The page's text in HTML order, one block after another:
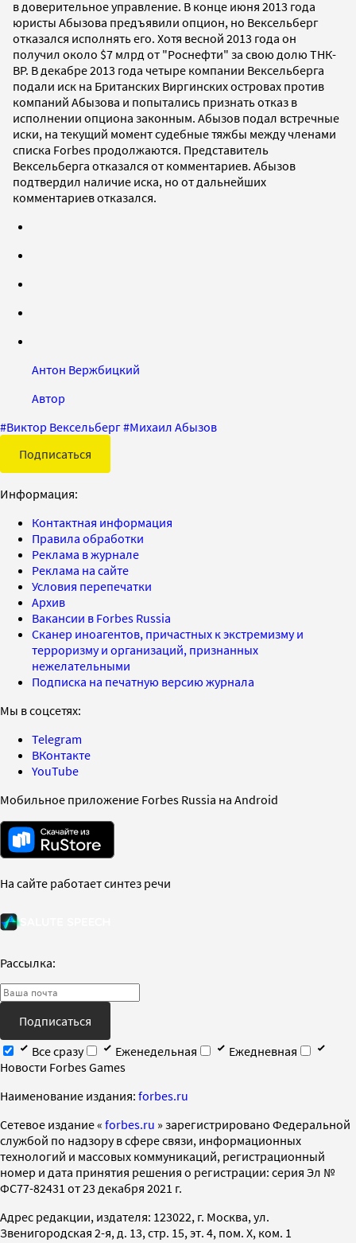
в доверительное управление. В конце июня 2013 года
юристы Абызова предъявили опцион, но Вексельберг
отказался исполнять его. Хотя весной 2013 года он
получил около $7 млрд от "Роснефти" за свою долю ТНК-
BP. В декабре 2013 года четыре компании Вексельберга
подали иск на Британских Виргинских островах против
компаний Абызова и попытались признать отказ в
исполнении опциона законным. Абызов подал встречные
иски, на текущий момент судебные тяжбы между членами
списка Forbes продолжаются. Представитель
Вексельберга отказался от комментариев. Абызов
подтвердил наличие иска, но от дальнейших
комментариев отказался.
Антон Вержбицкий
Автор
#Виктор Вексельберг#Михаил Абызов
Подписаться
Информация:
Контактная информация
Правила обработки
Реклама в журнале
Реклама на сайте
Условия перепечатки
Архив
Вакансии в Forbes Russia
Сканер иноагентов, причастных к экстремизму и
терроризму и организаций, признанных
нежелательными
Подписка на печатную версию журнала
Мы в соцсетях:
Telegram
ВКонтакте
YouTube
Мобильное приложение Forbes Russia на Android
На сайте работает синтез речи
Рассылка:
Подписаться
Все сразу
Еженедельная
Ежедневная
Новости Forbes Games
Наименование издания: forbes.ru
Cетевое издание « forbes.ru » зарегистрировано Федеральной
службой по надзору в сфере связи, информационных
технологий и массовых коммуникаций, регистрационный
номер и дата принятия решения о регистрации: серия Эл №
ФС77-82431 от 23 декабря 2021 г.
Адрес редакции, издателя: 123022, г. Москва, ул.
Звенигородская 2-я, д. 13, стр. 15, эт. 4, пом. X, ком. 1